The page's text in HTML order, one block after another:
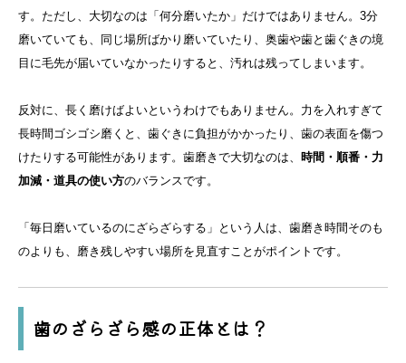
す。ただし、大切なのは「何分磨いたか」だけではありません。3分
磨いていても、同じ場所ばかり磨いていたり、奥歯や歯と歯ぐきの境
目に毛先が届いていなかったりすると、汚れは残ってしまいます。
反対に、長く磨けばよいというわけでもありません。力を入れすぎて
長時間ゴシゴシ磨くと、歯ぐきに負担がかかったり、歯の表面を傷つ
けたりする可能性があります。歯磨きで大切なのは、 時間・順番・力
加減・道具の使い方のバランスです。
「毎日磨いているのにざらざらする」という人は、歯磨き時間そのも
のよりも、磨き残しやすい場所を見直すことがポイントです。
歯のざらざら感の正体とは？